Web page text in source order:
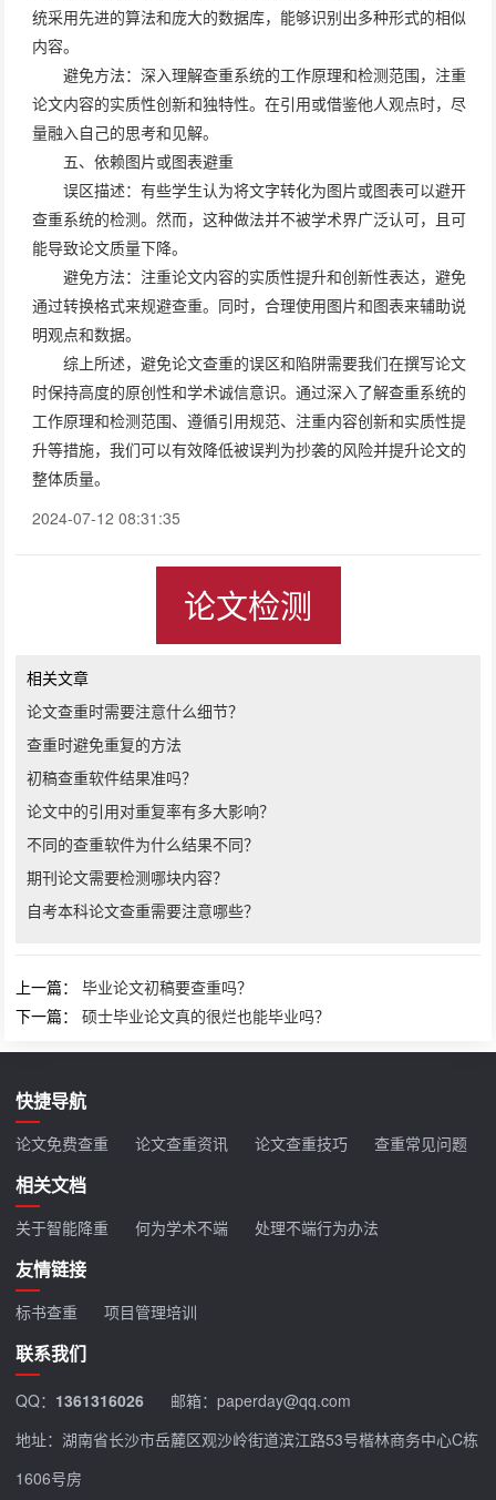
统采用先进的算法和庞大的数据库，能够识别出多种形式的相似
内容。
避免方法：深入理解查重系统的工作原理和检测范围，注重
论文内容的实质性创新和独特性。在引用或借鉴他人观点时，尽
量融入自己的思考和见解。
五、依赖图片或图表避重
误区描述：有些学生认为将文字转化为图片或图表可以避开
查重系统的检测。然而，这种做法并不被学术界广泛认可，且可
能导致论文质量下降。
避免方法：注重论文内容的实质性提升和创新性表达，避免
通过转换格式来规避查重。同时，合理使用图片和图表来辅助说
明观点和数据。
综上所述，避免论文查重的误区和陷阱需要我们在撰写论文
时保持高度的原创性和学术诚信意识。通过深入了解查重系统的
工作原理和检测范围、遵循引用规范、注重内容创新和实质性提
升等措施，我们可以有效降低被误判为抄袭的风险并提升论文的
整体质量。
2024-07-12 08:31:35
论文检测
相关文章
论文查重时需要注意什么细节？
查重时避免重复的方法
初稿查重软件结果准吗？
论文中的引用对重复率有多大影响？
不同的查重软件为什么结果不同？
期刊论文需要检测哪块内容？
自考本科论文查重需要注意哪些？
上一篇：毕业论文初稿要查重吗？
下一篇：硕士毕业论文真的很烂也能毕业吗？
快捷导航
论文免费查重 论文查重资讯 论文查重技巧 查重常见问题
相关文档
关于智能降重 何为学术不端 处理不端行为办法
友情链接
标书查重 项目管理培训
联系我们
QQ： 1361316026
邮箱：paperday@qq.com
地址：湖南省长沙市岳麓区观沙岭街道滨江路53号楷林商务中心C栋
1606号房